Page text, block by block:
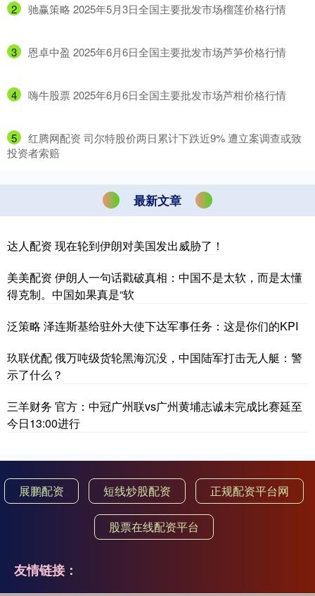
2 ​驰赢策略 2025年5月3日全国主要批发市场榴莲价格行情
3 ​恩卓中盈 2025年6月6日全国主要批发市场芦笋价格行情
4 ​嗨牛股票 2025年6月6日全国主要批发市场芦柑价格行情
5
​红腾网配资 司尔特股价两日累计下跌近9% 遭立案调查或致
投资者索赔
最新文章
达人配资 现在轮到伊朗对美国发出威胁了！
美美配资 伊朗人一句话戳破真相：中国不是太软，而是太懂
得克制。中国如果真是“软
泛策略 泽连斯基给驻外大使下达军事任务：这是你们的KPI
玖联优配 俄万吨级货轮黑海沉没，中国陆军打击无人艇：警
示了什么？
三羊财务 官方：中冠广州联vs广州黄埔志诚未完成比赛延至
今日13:00进行
展鹏配资 短线炒股配资 正规配资平台网
股票在线配资平台
友情链接：